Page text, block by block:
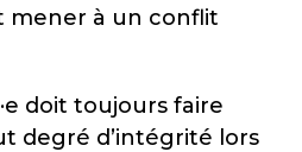
mener à un conflit
·e doit toujours faire
degré d’intégrité lors